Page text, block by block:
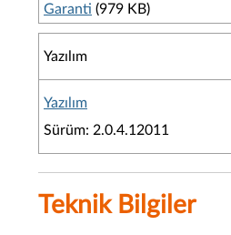
Garanti (979 KB)
Yazılım
Yazılım
Sürüm: 2.0.4.12011
Teknik Bilgiler